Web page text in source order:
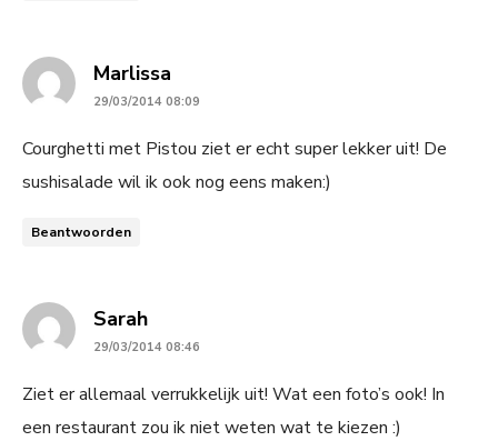
Marlissa
29/03/2014 08:09
Courghetti met Pistou ziet er echt super lekker uit! De
sushisalade wil ik ook nog eens maken:)
Beantwoorden
Sarahsays:
29/03/2014 08:46
Ziet er allemaal verrukkelijk uit! Wat een foto’s ook! In
een restaurant zou ik niet weten wat te kiezen :)